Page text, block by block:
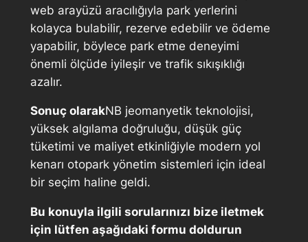
web arayüzü aracılığıyla park yerlerini
kolayca bulabilir, rezerve edebilir ve ödeme
yapabilir, böylece park etme deneyimi
önemli ölçüde iyileşir ve trafik sıkışıklığı
azalır.
Sonuç olarakNB jeomanyetik teknolojisi,
yüksek algılama doğruluğu, düşük güç
tüketimi ve maliyet etkinliğiyle modern yol
kenarı otopark yönetim sistemleri için ideal
bir seçim haline geldi.
Bu konuyla ilgili sorularınızı bize iletmek
için lütfen aşağıdaki formu doldurun